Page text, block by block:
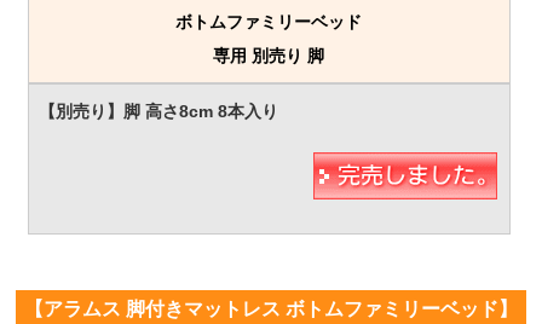
ボトムファミリーベッド
専用 別売り 脚
【アラムス 脚付きマットレス ボトムファミリーベッド】